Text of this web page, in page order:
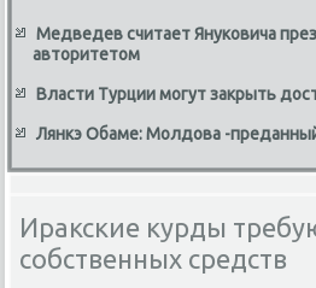
Медведев считает Януковича
авторитетом
Власти Турции могут закрыть
Лянкэ Обаме: Молдова -
Иракские курды
собственных средств